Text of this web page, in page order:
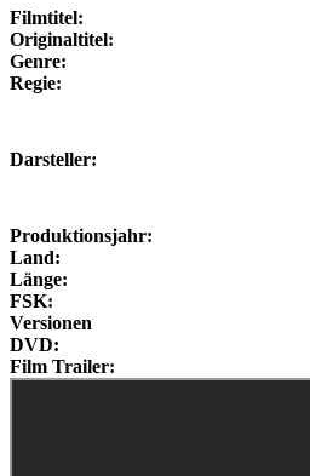
Filmtitel:
Originaltitel:
Genre:
Regie:
Darsteller:
Produktionsjahr:
Land:
Länge:
FSK:
Versionen
DVD:
Film Trailer: